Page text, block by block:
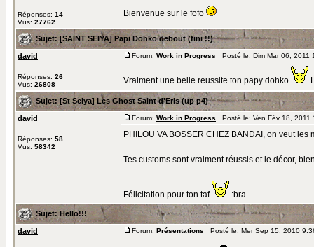
Réponses: 14
Vus: 27762
Bienvenue sur le fofo
Sujet: [SAINT SEIYA] Papi Dohko debout (fini !!)
david
Réponses: 26
Vus: 26808
Forum: Work in Progress Posté le: Dim Mar 06,
Vraiment une belle reussite ton papy dohko
Sujet: [St Seiya] Les Ghost Saint d'Eris (up p4)
david
Réponses: 58
Vus: 58342
Forum: Work in Progress Posté le: Ven Fév 18,
PHILOU VA BOSSER CHEZ BANDAI, on veut les
Tes customs sont vraiment réussis et le décor,
Félicitation pour ton taf :bra ...
Sujet: Hello!!!
david Forum: Présentations Posté le: Mer Sep 15, 2010